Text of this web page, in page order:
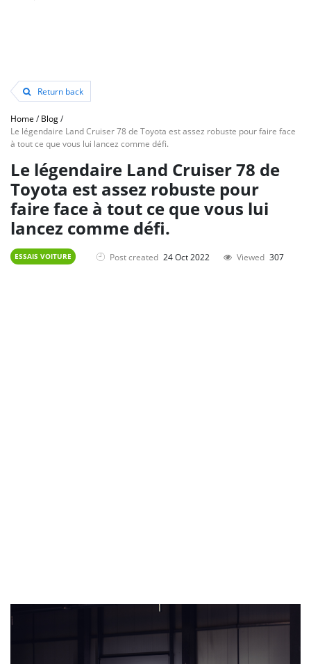
Return back
Home /Blog/
Le légendaire Land Cruiser 78 de Toyota est assez robuste pour faire face
à tout ce que vous lui lancez comme défi.
Le légendaire Land Cruiser 78 de
Toyota est assez robuste pour
faire face à tout ce que vous lui
lancez comme défi.
ESSAIS VOITURE Post created 24 Oct 2022 Viewed 307